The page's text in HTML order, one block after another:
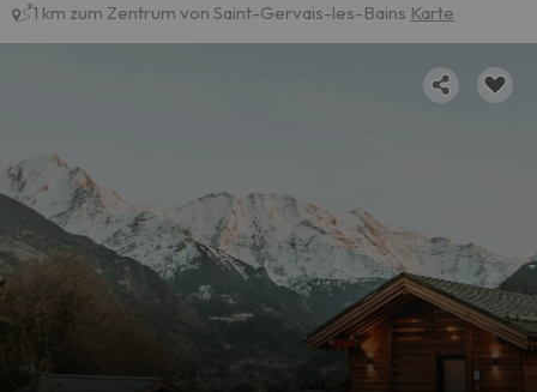
1 km zum Zentrum von Saint-Gervais-les-Bains Karte